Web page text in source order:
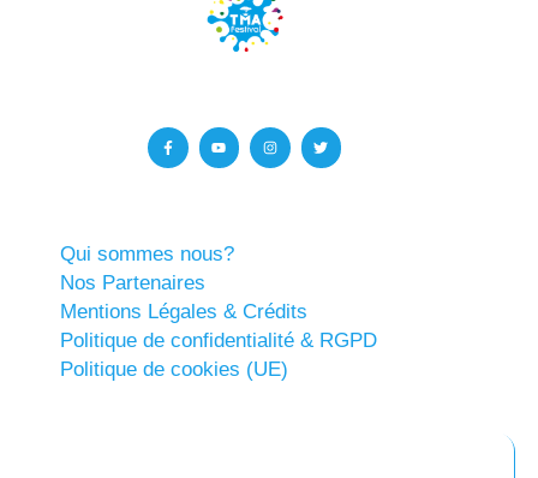
Qui sommes nous?
Nos Partenaires
Mentions Légales & Crédits
Politique de confidentialité & RGPD
Politique de cookies (UE)